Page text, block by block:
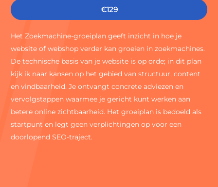
 
Contact
U
Zoeken
€129
Het Zoekmachine-groeiplan geeft inzicht in hoe je
website of webshop verder kan groeien in zoekmachines.
De technische basis van je website is op orde; in dit plan
kijk ik naar kansen op het gebied van structuur, content
en vindbaarheid. Je ontvangt concrete adviezen en
vervolgstappen waarmee je gericht kunt werken aan
betere online zichtbaarheid. Het groeiplan is bedoeld als
startpunt en legt geen verplichtingen op voor een
doorlopend SEO-traject.